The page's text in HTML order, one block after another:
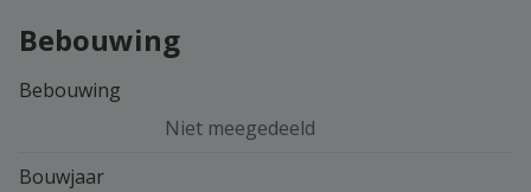
Bebouwing
Bebouwing
Niet meegedeeld
Bouwjaar